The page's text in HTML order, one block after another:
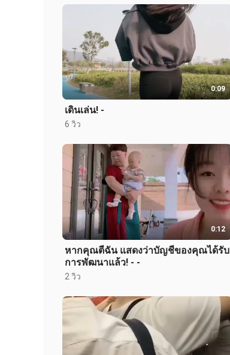
0:09
เดินเล่น! -
6 วิว
0:12
หากคุณตีฉัน แสดงว่าบัญชีของคุณได้รับ
การพัฒนาแล้ว! - -
2 วิว